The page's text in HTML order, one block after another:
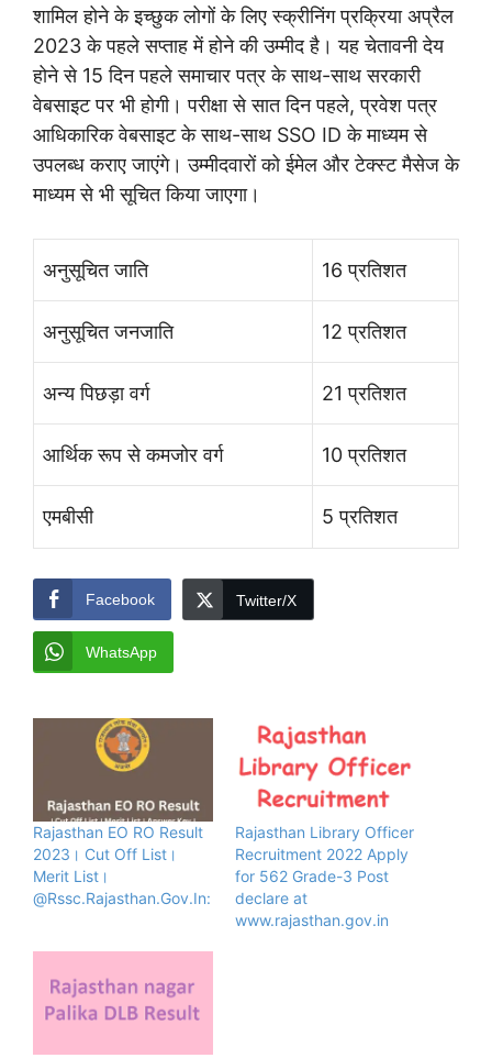
शामिल होने के इच्छुक लोगों के लिए स्क्रीनिंग प्रक्रिया अप्रैल
2023 के पहले सप्ताह में होने की उम्मीद है। यह चेतावनी देय
होने से 15 दिन पहले समाचार पत्र के साथ-साथ सरकारी
वेबसाइट पर भी होगी।परीक्षा से सात दिन पहले, प्रवेश पत्र
आधिकारिक वेबसाइट के साथ-साथ SSO ID के माध्यम से
उपलब्ध कराए जाएंगे। उम्मीदवारों को ईमेल और टेक्स्ट मैसेज के
माध्यम से भी सूचित किया जाएगा।
अनुसूचित जाति 16 प्रतिशत
अनुसूचित जनजाति 12 प्रतिशत
अन्य पिछड़ा वर्ग 21 प्रतिशत
आर्थिक रूप से कमजोर वर्ग 10 प्रतिशत
एमबीसी 5 प्रतिशत
Facebook Twitter/X
WhatsApp
Rajasthan EO RO Result
2023। Cut Off List।
Merit List।
@Rssc.Rajasthan.Gov.In:
Rajasthan Library Officer
Recruitment 2022 Apply
for 562 Grade-3 Post
declare at
www.rajasthan.gov.in